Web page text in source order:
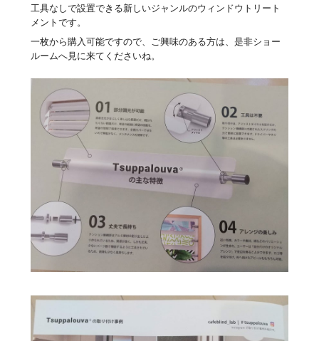
工具なしで設置できる新しいジャンルのウィンドウトリート
メントです。
一枚から購入可能ですので、ご興味のある方は、是非ショー
ルームへ見に来てくださいね。